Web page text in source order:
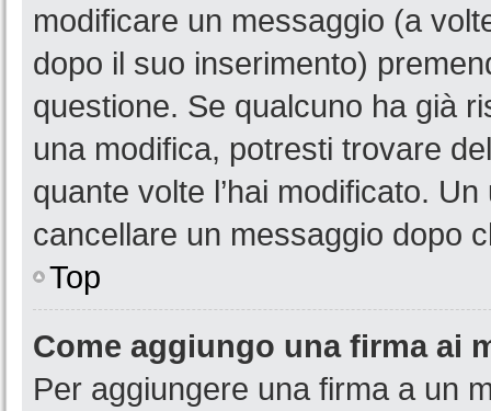
modificare un messaggio (a
dopo il suo inserimento)
questione. Se qualcuno ha già
una modifica, potresti trovare
quante volte l’hai modificato.
cancellare un messaggio dopo
Top
Come aggiungo una firma ai
Per aggiungere una firma a un